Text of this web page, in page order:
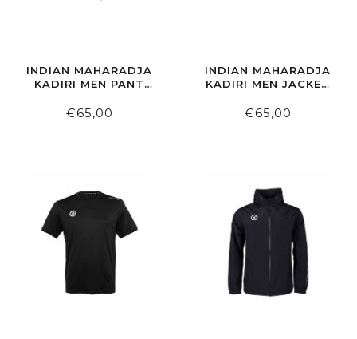
INDIAN MAHARADJA
KADIRI MEN PANT
€65,00
INDIAN MAHARADJA
KADIRI MEN JACKET
€65,00